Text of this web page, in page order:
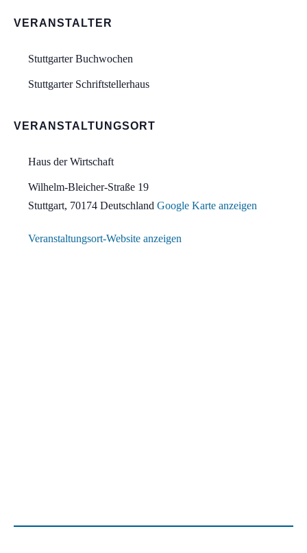
VERANSTALTER
Stuttgarter Buchwochen
Stuttgarter Schriftstellerhaus
VERANSTALTUNGSORT
Haus der Wirtschaft
Wilhelm-Bleicher-Straße 19
Stuttgart, 70174 Deutschland Google Karte anzeigen
Veranstaltungsort-Website anzeigen